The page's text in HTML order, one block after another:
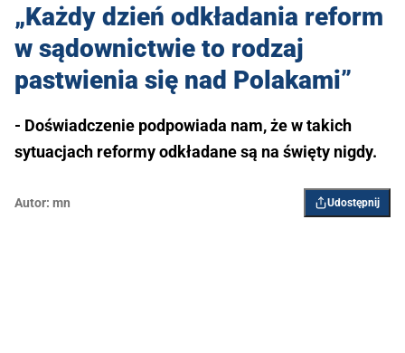
„Każdy dzień odkładania reform
w sądownictwie to rodzaj
pastwienia się nad Polakami”
- Doświadczenie podpowiada nam, że w takich
sytuacjach reformy odkładane są na święty nigdy.
Autor: mn Udostępnij